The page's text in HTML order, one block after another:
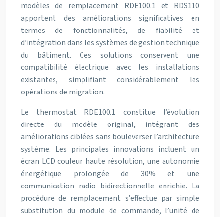
modèles de remplacement RDE100.1 et RDS110
apportent des améliorations significatives en
termes de fonctionnalités, de fiabilité et
d’intégration dans les systèmes de gestion technique
du bâtiment. Ces solutions conservent une
compatibilité électrique avec les installations
existantes, simplifiant considérablement les
opérations de migration.
Le thermostat RDE100.1 constitue l’évolution
directe du modèle original, intégrant des
améliorations ciblées sans bouleverser l’architecture
système. Les principales innovations incluent un
écran LCD couleur haute résolution, une autonomie
énergétique prolongée de 30% et une
communication radio bidirectionnelle enrichie. La
procédure de remplacement s’effectue par simple
substitution du module de commande, l’unité de